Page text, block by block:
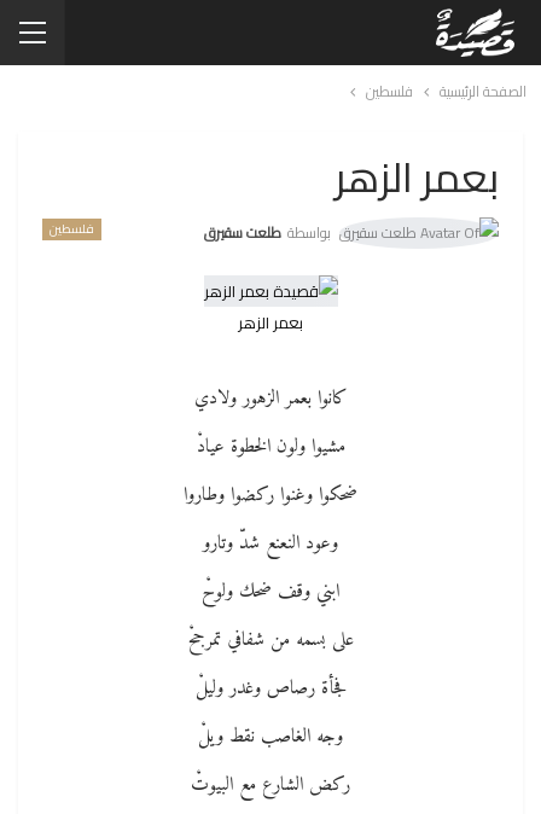
الصفحة الرئيسية فلسطين
بعمر الزهر
فلسطين بواسطة طلعت سقيرق
بعمر الزهر
كانوا بعمر الزهور ولادي
مشيوا ولون الخطوة عيادْ
ضحكوا وغنوا ركضوا وطاروا
وعود النعنع شدّ وتارو
ابني وقف ضحك ولوحْ
على بسمه من شفافي تمرجحْ
فجأة رصاص وغدر وليلْ
وجه الغاصب نقط ويلْ
ركض الشارع مع البيوتْ